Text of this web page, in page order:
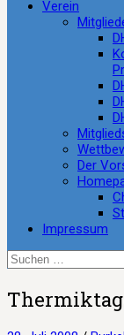
Verein
Der
Impressum
Suchen
nach: